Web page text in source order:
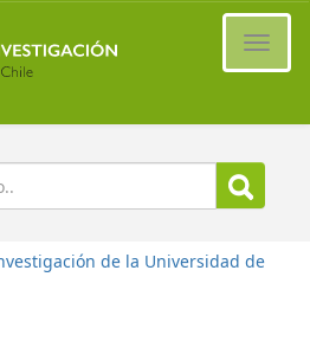
de la Universidad de